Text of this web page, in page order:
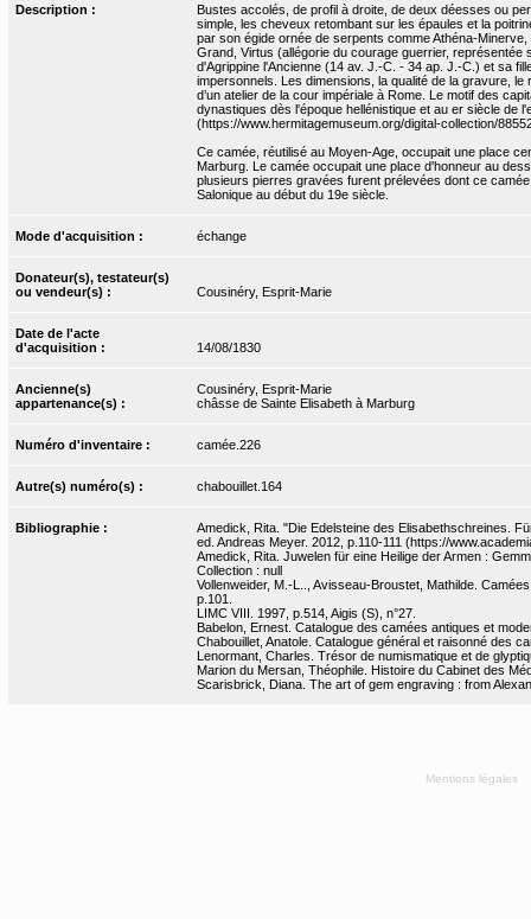
Description :
Bustes accolés, de profil à droite, de deux déesses ou
simple, les cheveux retombant sur les épaules et la
par son égide ornée de serpents comme Athéna-
Grand, Virtus (allégorie du courage guerrier, représentée
d'Agrippine l'Ancienne (14 av. J.-C. - 34 ap. J.-C.) et sa
impersonnels. Les dimensions, la qualité de la gravure, le
d’un atelier de la cour impériale à Rome. Le motif des
dynastiques dès l'époque hellénistique et au er siècle de
(https://www.hermitagemuseum.org/digital-collection/
Ce camée, réutilisé au Moyen-Age, occupait une place
Marburg. Le camée occupait une place d'honneur au
plusieurs pierres gravées furent prélevées dont ce
Salonique au début du 19e siècle.
Mode d'acquisition : échange
Donateur(s), testateur(s)
ou vendeur(s) :
Cousinéry, Esprit-Marie
Date de l'acte
d'acquisition :
14/08/1830
Ancienne(s)
appartenance(s) :
Cousinéry, Esprit-Marie
châsse de Sainte Elisabeth à Marburg
Numéro d'inventaire : camée.226
Autre(s) numéro(s) : chabouillet.164
Bibliographie :
Amedick, Rita. "Die Edelsteine des Elisabethschreines.
ed. Andreas Meyer. 2012, p.110-111 (https://
Amedick, Rita. Juwelen für eine Heilige der Armen :
Collection : null
Vollenweider, M.-L.., Avisseau-Broustet, Mathilde.
p.101.
LIMC VIII. 1997, p.514, Aigis (S), n°27.
Babelon, Ernest. Catalogue des camées antiques et
Chabouillet, Anatole. Catalogue général et raisonné des
Lenormant, Charles. Trésor de numismatique et de
Marion du Mersan, Théophile. Histoire du Cabinet des
Scarisbrick, Diana. The art of gem engraving : from
Mentions légales